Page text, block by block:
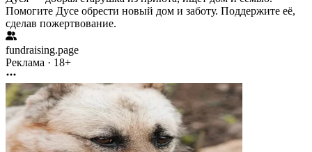
Помогите Дусе обрести новый дом и заботу. Поддержите её,
сделав пожертвование.
fundraising.page
Реклама · 18+